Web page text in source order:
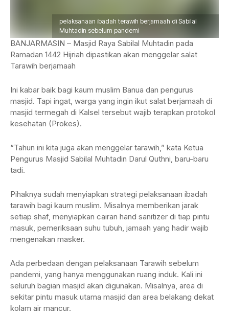
pelaksanaan ibadah terawih berjamaah di Sabilal
Muhtadin sebelum pandemi
BANJARMASIN – Masjid Raya Sabilal Muhtadin pada
Ramadan 1442 Hijriah dipastikan akan menggelar salat
Tarawih berjamaah
Ini kabar baik bagi kaum muslim Banua dan pengurus
masjid. Tapi ingat, warga yang ingin ikut salat berjamaah di
masjid termegah di Kalsel tersebut wajib terapkan protokol
kesehatan (Prokes).
“Tahun ini kita juga akan menggelar tarawih,” kata Ketua
Pengurus Masjid Sabilal Muhtadin Darul Quthni, baru-baru
tadi.
Pihaknya sudah menyiapkan strategi pelaksanaan ibadah
tarawih bagi kaum muslim. Misalnya memberikan jarak
setiap shaf, menyiapkan cairan hand sanitizer di tiap pintu
masuk, pemeriksaan suhu tubuh, jamaah yang hadir wajib
mengenakan masker.
Ada perbedaan dengan pelaksanaan Tarawih sebelum
pandemi, yang hanya menggunakan ruang induk. Kali ini
seluruh bagian masjid akan digunakan. Misalnya, area di
sekitar pintu masuk utama masjid dan area belakang dekat
kolam air mancur.